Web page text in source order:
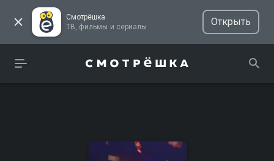
Смотрёшка
ТВ, фильмы и сериалы
Открыть